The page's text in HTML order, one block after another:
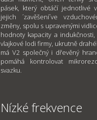
pásek, který obtáčí jednotlivé
jejich ´zavěšení´ve
změny, spolu s upravenými
hodnoty kapacity a
vlajkové lodi firmy, ukrutně
má V2 společný i dřevěný
pomáhá kontrolovat
svazku.
Nízké frekvence